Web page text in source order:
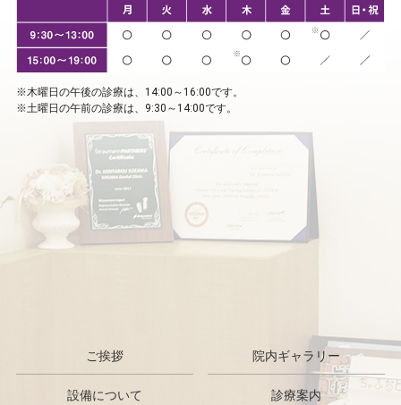
※木曜日の午後の診療は、14:00～16:00です。
※土曜日の午前の診療は、9:30～14:00です。
ご挨拶 院内ギャラリー
設備について 診療案内